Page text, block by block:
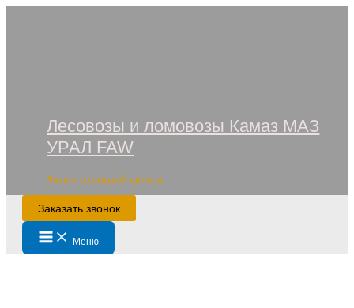
Лесовозы и ломовозы Камаз МАЗ
УРАЛ FAW
Лизинг со скидкой дилера
Заказать звонок
Main
Menu Меню